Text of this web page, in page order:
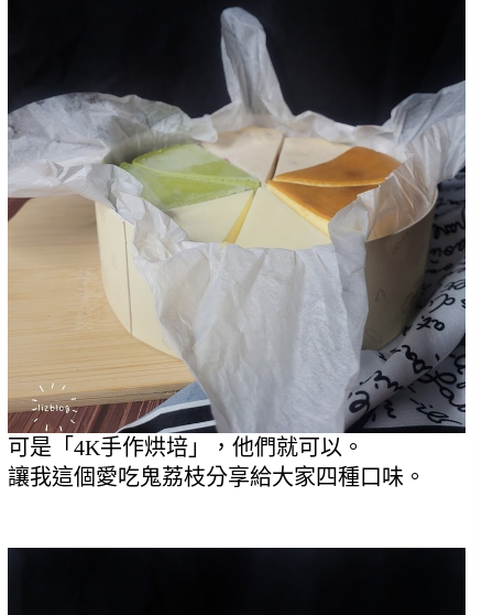
可是「4K手作烘培」，他們就可以。
讓我這個愛吃鬼荔枝分享給大家四種口味。